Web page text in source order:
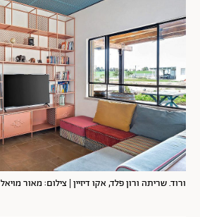
ורוד. שריתה ורון פלד, אקו דיזיין | צילום: מאור מויאל